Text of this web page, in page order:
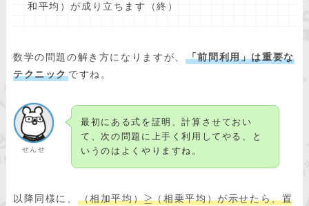
和平均）が成り立ちます（終）
数学の問題の解き方になりますが、
「前問利用」は重要な
テクニックですね。
せんせ
最初にある式を証明、計算させておい
て、次の問題に上手く利用してやる、と
いうのはよくやりますね。
以降同様に、 （相加平均）≥（相乗平均）が示せたら、置